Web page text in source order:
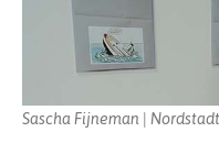
Sascha Fijneman |